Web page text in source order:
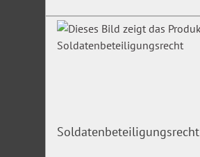
Soldatenbeteiligungsrecht